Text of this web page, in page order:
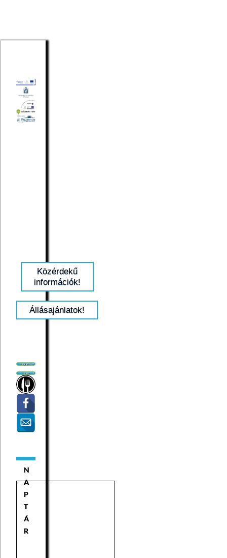
Közérdekű
információk!
Állásajánlatok!
N
A
P
T
Á
R